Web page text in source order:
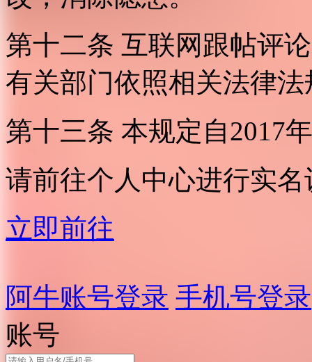
第十二条 互联网跟帖评
有关部门依照相关法律
第十三条 本规定自2017
请前往个人中心进行实名
立即前往
阿牛账号登录 手机号登录
账号